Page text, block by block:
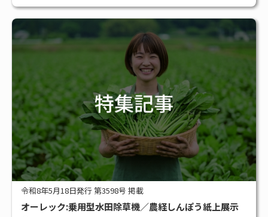
令和8年5月18日発行 第3598号 掲載
オーレック:乗用型水田除草機／農経しんぽう紙上展示